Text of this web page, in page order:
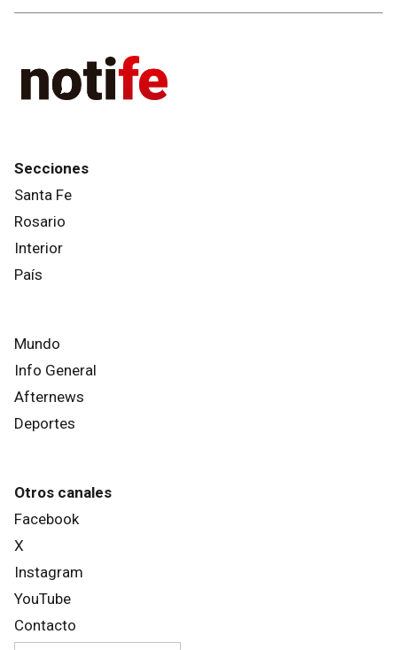
Secciones
Santa Fe
Rosario
Interior
País
Mundo
Info General
Afternews
Deportes
Otros canales
Facebook
X
Instagram
YouTube
Contacto